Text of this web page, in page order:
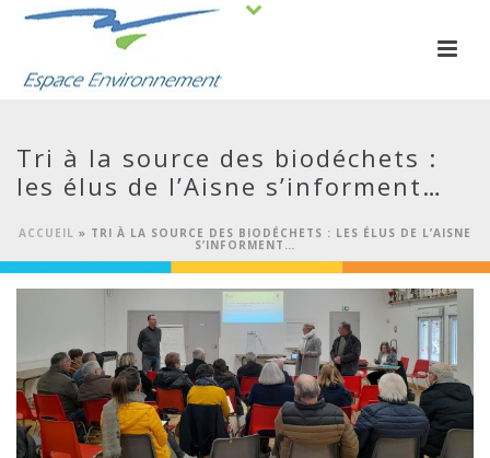
Tri à la source des biodéchets :
les élus de l’Aisne s’informent…
ACCUEIL » TRI À LA SOURCE DES BIODÉCHETS : LES ÉLUS DE L’AISNE
S’INFORMENT…